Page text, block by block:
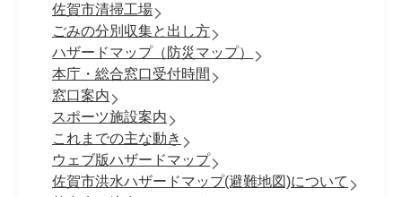
佐賀市清掃工場
ごみの分別収集と出し方
ハザードマップ（防災マップ）
本庁・総合窓口受付時間
窓口案内
スポーツ施設案内
これまでの主な動き
ウェブ版ハザードマップ
佐賀市洪水ハザードマップ(避難地図)について